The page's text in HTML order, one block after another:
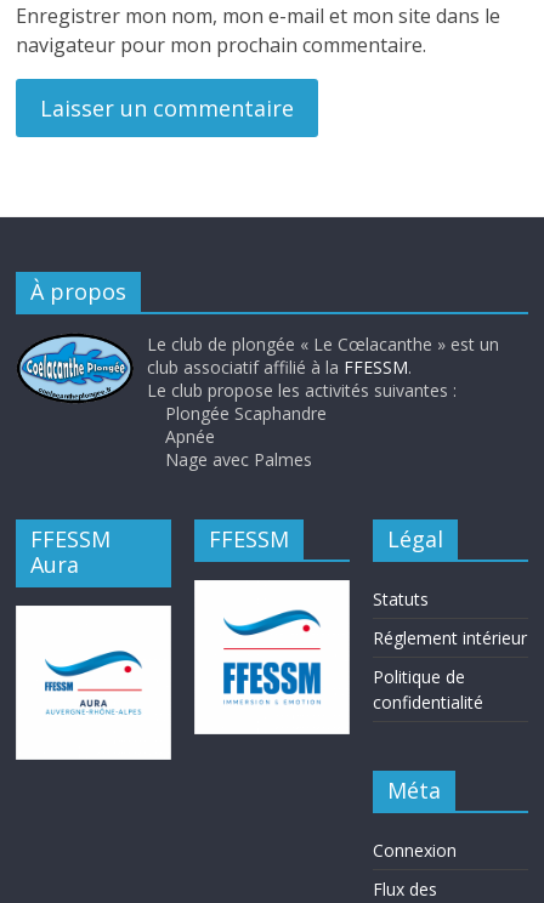
Enregistrer mon nom, mon e-mail et mon site dans le
navigateur pour mon prochain commentaire.
À propos
Le club de plongée « Le Cœlacanthe » est un
club associatif affilié à la FFESSM.
Le club propose les activités suivantes :
Plongée Scaphandre
Apnée
Nage avec Palmes
FFESSM
Aura
FFESSM Légal
Statuts
Réglement intérieur
Politique de
confidentialité
Méta
Connexion
Flux des